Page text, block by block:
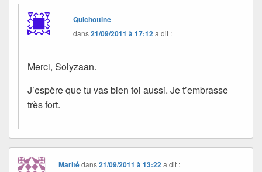
Quichottine
dans21/09/2011 à 17:12a dit :
Merci, Solyzaan.
J’espère que tu vas bien toi aussi. Je t’embrasse
très fort.
Maritédans21/09/2011 à 13:22 a dit :